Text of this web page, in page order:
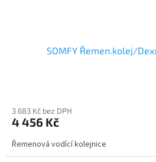
SOMFY Řemen.kolej/
3 683 Kč bez DPH
4 456 Kč
Řemenová vodící kolejnice